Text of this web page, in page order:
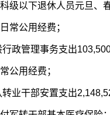
级以下退休人员元旦、
常公用经费 ；
行政管理事务支出103,
常公用经费 ；
转业干部安置支出